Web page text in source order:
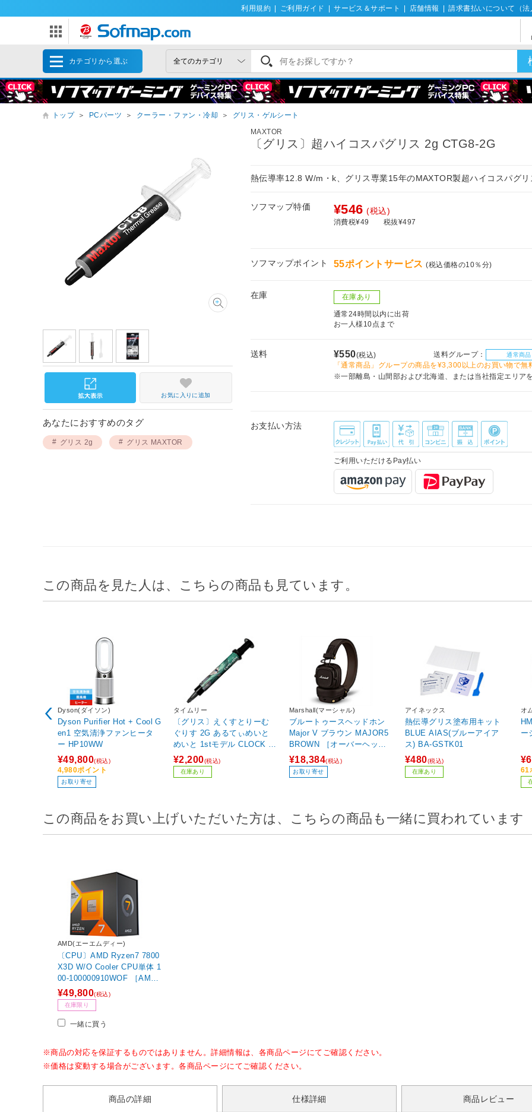
利用規約 ご利用ガイド サービス＆サポート 店舗情報 請求書払いについて（法
カテゴリから選ぶ
トップ ＞ PCパーツ ＞ クーラー・ファン・冷却 ＞
グリス・ゲルシート
MAXTOR
〔グリス〕超ハイコスパグリス 2g CTG8-2G
熱伝導率12.8 W/m・k、グリス専業15年のMAXTOR製超ハイコスパグリ
ソフマップ特価 ¥546 (税込)
消費税¥49 税抜¥497
ソフマップポイント 55ポイントサービス(税込価格の10％分)
在庫 在庫あり
通常24時間以内に出荷
お一人様10点まで
送料 ¥550(税込) 送料グループ： 通常商品
「通常商品」グループの商品を¥3,300以上のお買い物で無
※一部離島・山間部および北海道、または当社指定エリア
お支払い方法
ご利用いただけるPay払い
お気に入りに追加
あなたにおすすめのタグ
グリス 2g グリス MAXTOR
この商品を見た人は、こちらの商品も見ています。
Dyson(ダイソン)
Dyson Purifier Hot + Cool G
en1 空気清浄ファンヒータ
ー HP10WW
¥49,800(税込)
4,980ポイント
お取り寄せ
タイムリー
〔グリス〕えくすとりーむ
ぐりす 2G あるてぃめいと
めいと 1stモデル CLOCK W
ORK TEA PARTY グレー C
WTP-EG2GUM-L
¥2,200(税込)
在庫あり
Marshall(マーシャル)
ブルートゥースヘッドホン
Major V ブラウン MAJOR5
BROWN ［オーバーヘッド
型 /Bluetooth対応 /φ3.5mm
ミニプラグ］
¥18,384(税込)
お取り寄せ
アイネックス
熱伝導グリス塗布用キット
BLUE AIAS(ブルーアイア
ス) BA-GSTK01
¥480(税込)
在庫あり
オ
ー
61
この商品をお買い上げいただいた方は、こちらの商品も一緒に買われています
AMD(エーエムディー)
〔CPU〕AMD Ryzen7 7800
X3D W/O Cooler CPU単体 1
00-100000910WOF ［AMD
Ryzen 7 /Socket AM5 /グラ
フィックス搭載］
¥49,800(税込)
在庫限り
一緒に買う
※商品の対応を保証するものではありません。詳細情報は、各商品ページにてご確認ください。
※価格は変動する場合がございます。各商品ページにてご確認ください。
商品の詳細 仕様詳細 商品レビュー